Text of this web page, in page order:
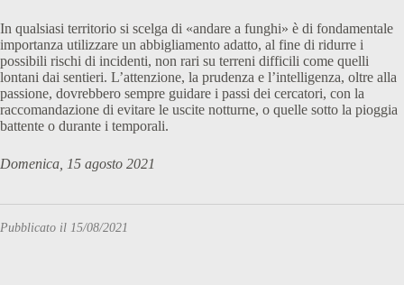
In qualsiasi territorio si scelga di «andare a funghi» è di fondamentale
importanza utilizzare un abbigliamento adatto, al fine di ridurre i
possibili rischi di incidenti, non rari su terreni difficili come quelli
lontani dai sentieri. L’attenzione, la prudenza e l’intelligenza, oltre alla
passione, dovrebbero sempre guidare i passi dei cercatori, con la
raccomandazione di evitare le uscite notturne, o quelle sotto la pioggia
battente o durante i temporali.
Domenica, 15 agosto 2021
Pubblicato il 15/08/2021